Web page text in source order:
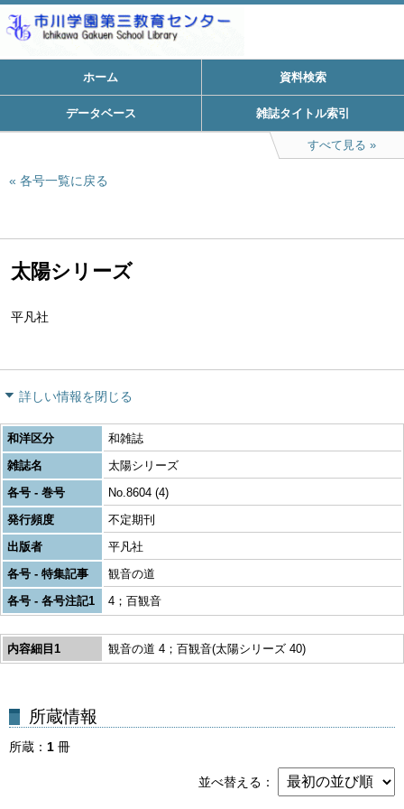
ホーム 資料検索
データベース 雑誌タイトル索引
すべて見る
各号一覧に戻る
太陽シリーズ
平凡社
詳しい情報を閉じる
和洋区分
和雑誌
雑誌名
太陽シリーズ
各号 - 巻号
No.8604 (4)
発行頻度
不定期刊
出版者
平凡社
各号 - 特集記事
観音の道
各号 - 各号注記1
4；百観音
内容細目1 観音の道 4；百観音(太陽シリーズ 40)
所蔵 1 冊
並べ替える